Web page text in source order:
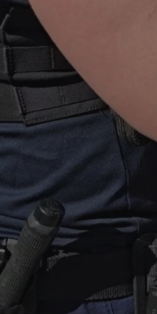
_clsk
_clsk
VISITOR_INFO1_LIVE
MUID